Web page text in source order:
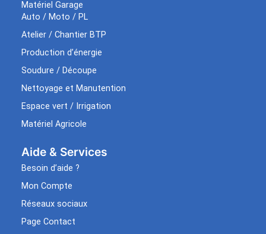
Matériel Garage
Auto / Moto / PL
Atelier / Chantier BTP
Production d’énergie
Soudure / Découpe
Nettoyage et Manutention
Espace vert / Irrigation
Matériel Agricole
Aide & Services​
Besoin d’aide ?
Mon Compte
Réseaux sociaux
Page Contact